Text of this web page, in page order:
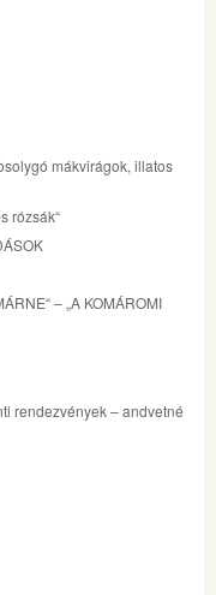
mákvirágok, illatos
rózsák“
– „A KOMÁROMI
rendezvények – andvetné